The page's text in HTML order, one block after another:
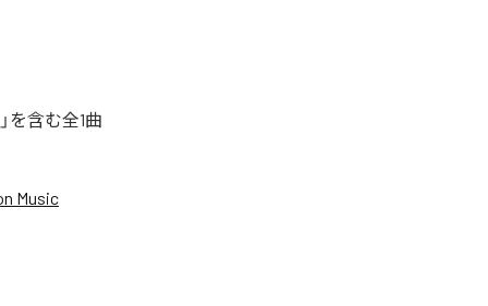
を含む全1曲
Music